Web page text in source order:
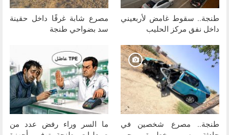
طنجة.. سقوط غامض لأربعيني
داخل نفق مركز الحليب
مصرع شابة غرقًا داخل حقينة
سد بضواحي طنجة
طنجة.. مصرع شخصين في
ما السر وراء رفض عدد من